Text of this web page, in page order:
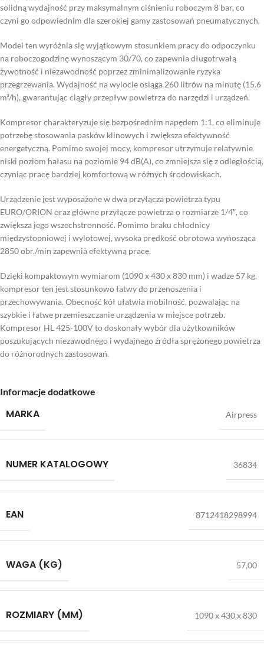
solidną wydajność przy maksymalnym ciśnieniu roboczym 8 bar, co
czyni go odpowiednim dla szerokiej gamy zastosowań pneumatycznych.
Model ten wyróżnia się wyjątkowym stosunkiem pracy do odpoczynku
na roboczogodzinę wynoszącym 30/70, co zapewnia długotrwałą
żywotność i niezawodność poprzez zminimalizowanie ryzyka
przegrzewania. Wydajność na wylocie osiąga 260 litrów na minutę (15.6
m³/h), gwarantując ciągły przepływ powietrza do narzędzi i urządzeń.
Kompresor charakteryzuje się bezpośrednim napędem 1:1, co eliminuje
potrzebę stosowania pasków klinowych i zwiększa efektywność
energetyczną. Pomimo swojej mocy, kompresor utrzymuje relatywnie
niski poziom hałasu na poziomie 94 dB(A), co zmniejsza się z odległością,
czyniąc pracę bardziej komfortową w różnych środowiskach.
Urządzenie jest wyposażone w dwa przyłącza powietrza typu
EURO/ORION oraz główne przyłącze powietrza o rozmiarze 1/4″, co
zwiększa jego wszechstronność. Pomimo braku chłodnicy
międzystopniowej i wylotowej, wysoka prędkość obrotowa wynosząca
2850 obr./min zapewnia efektywną pracę.
Dzięki kompaktowym wymiarom (1090 x 430 x 830 mm) i wadze 57 kg,
kompresor ten jest stosunkowo łatwy do przenoszenia i
przechowywania. Obecność kół ułatwia mobilność, pozwalając na
szybkie i łatwe przemieszczanie urządzenia w miejsce potrzeb.
Kompresor HL 425-100V to doskonały wybór dla użytkowników
poszukujących niezawodnego i wydajnego źródła sprężonego powietrza
do różnorodnych zastosowań.
Informacje dodatkowe
MARKA Airpress
NUMER KATALOGOWY 36834
EAN 8712418298994
WAGA (KG) 57,00
ROZMIARY (MM) 1090 x 430 x 830